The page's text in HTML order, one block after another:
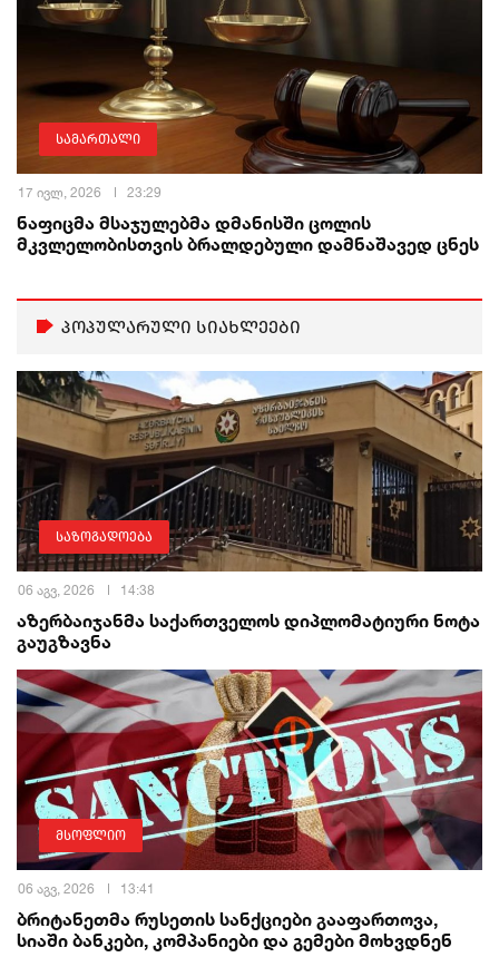
სამართალი
17 ივლ, 2026 23:29
ნაფიცმა მსაჯულებმა დმანისში ცოლის
მკვლელობისთვის ბრალდებული დამნაშავედ ცნეს
პოპულარული სიახლეები
საზოგადოება
06 აგვ, 2026 14:38
აზერბაიჯანმა საქართველოს დიპლომატიური ნოტა
გაუგზავნა
მსოფლიო
06 აგვ, 2026 13:41
ბრიტანეთმა რუსეთის სანქციები გააფართოვა,
სიაში ბანკები, კომპანიები და გემები მოხვდნენ